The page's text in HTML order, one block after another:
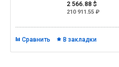
2 566.88 $
210 911.55 ₽
Сравнить В закладки